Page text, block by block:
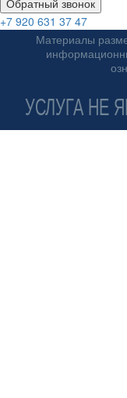
Обратный звонок
+7 920 631 37 47
Материалы
УСЛУГА НЕ